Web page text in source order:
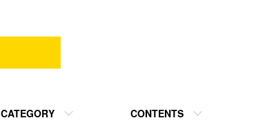
CATEGORY CONTENTS